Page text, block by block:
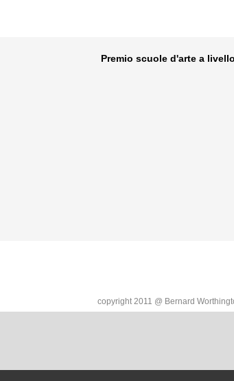
Premio scuole d'arte a
copyright 2011 @ Bernard